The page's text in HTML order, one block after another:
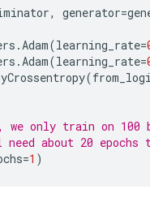
, generator=
.Adam(learning_rate=
.Adam(learning_rate=
(
only train on 100
about 20
=1 )